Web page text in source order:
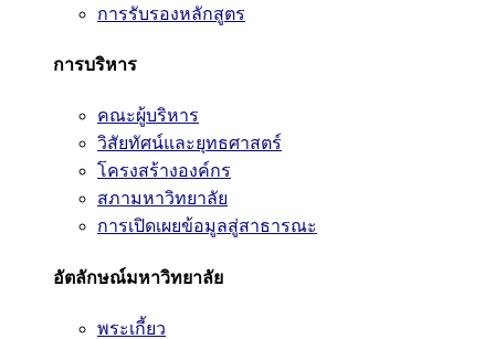
การรับรองหลักสูตร
การบริหาร
คณะผู้บริหาร
วิสัยทัศน์และยุทธศาสตร์
โครงสร้างองค์กร
สภามหาวิทยาลัย
การเปิดเผยข้อมูลสู่สาธารณะ
อัตลักษณ์มหาวิทยาลัย
พระเกี้ยว